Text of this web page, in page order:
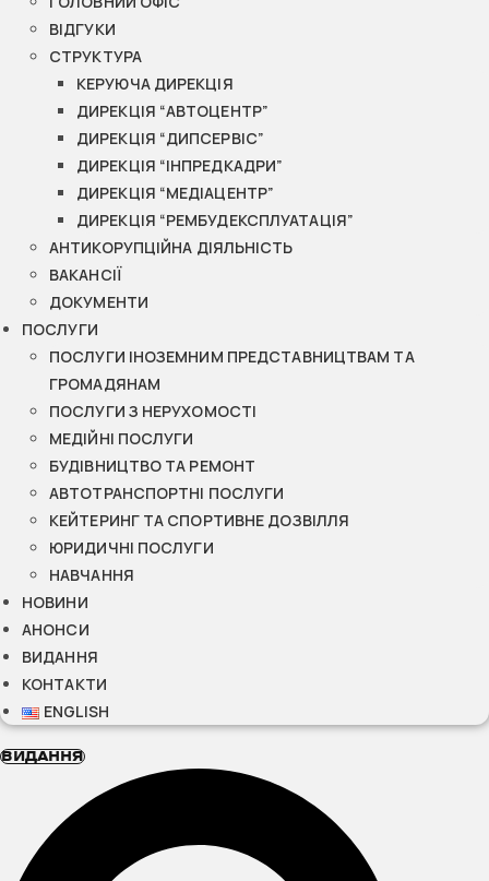
ВІДГУКИ
СТРУКТУРА
КЕРУЮЧА ДИРЕКЦІЯ
ДИРЕКЦІЯ “АВТОЦЕНТР”
ДИРЕКЦІЯ “ДИПСЕРВІС”
ДИРЕКЦІЯ “ІНПРЕДКАДРИ”
ДИРЕКЦІЯ “МЕДІАЦЕНТР”
ДИРЕКЦІЯ “РЕМБУДЕКСПЛУАТАЦІЯ”
АНТИКОРУПЦІЙНА ДІЯЛЬНІСТЬ
ВАКАНСІЇ
ДОКУМЕНТИ
ПОСЛУГИ
ПОСЛУГИ ІНОЗЕМНИМ ПРЕДСТАВНИЦТВАМ ТА
ГРОМАДЯНАМ
ПОСЛУГИ З НЕРУХОМОСТІ
МЕДІЙНІ ПОСЛУГИ
БУДІВНИЦТВО ТА РЕМОНТ
АВТОТРАНСПОРТНІ ПОСЛУГИ
КЕЙТЕРИНГ ТА СПОРТИВНЕ ДОЗВІЛЛЯ
ЮРИДИЧНІ ПОСЛУГИ
НАВЧАННЯ
НОВИНИ
АНОНСИ
ВИДАННЯ
КОНТАКТИ
ENGLISH
ВИДАННЯ